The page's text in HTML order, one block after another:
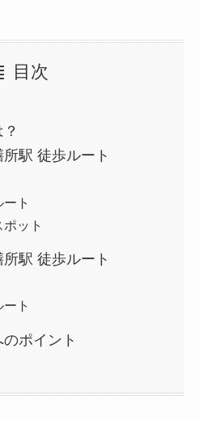
目次
駅 徒歩ルート
ト
ット
駅 徒歩ルート
ト
ポイント